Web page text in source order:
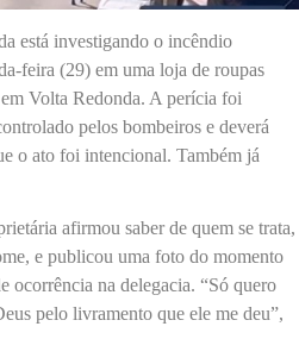
está investigando o incêndio
feira (29) em uma loja de roupas
Volta Redonda. A perícia foi
pelos bombeiros e deverá
o ato foi intencional. Também já
afirmou saber de quem se trata,
e publicou uma foto do momento
ocorrência na delegacia. “Só quero
pelo livramento que ele me deu”,